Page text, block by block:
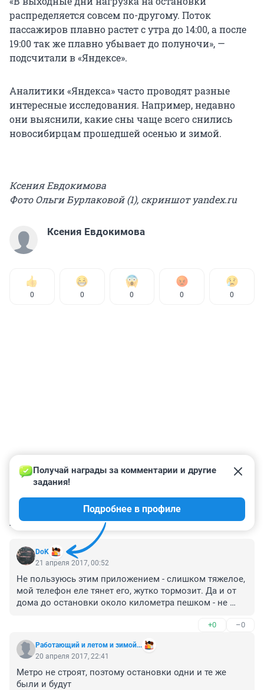
распределяется совсем по-другому. Поток
пассажиров плавно растет с утра до 14:00, а после
19:00 так же плавно убывает до полуночи», —
подсчитали в «Яндексе».
Аналитики «Яндекса» часто проводят разные
интересные исследования. Например, недавно
они выяснили, какие сны чаще всего снились
новосибирцам прошедшей осенью и зимой.
Ксения Евдокимова
Фото Ольги Бурлаковой (1), скриншот yandex.ru
Ксения Евдокимова
0 0 0 0 0
КОММЕНТАРИИ 43
DoK
Получай награды за комментарии и другие
задания!
Подробнее в профиле
21 апреля 2017, 00:52
Не пользуюсь этим приложением - слишком тяжелое,
мой телефон еле тянет его, жутко тормозит. Да и от
дома до остановки около километра пешком - не
+0 –0
Работающий и летом и зимой...
20 апреля 2017, 22:41
Метро не строят, поэтому остановки одни и те же
были и будут